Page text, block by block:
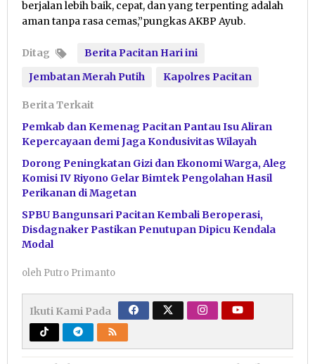
berjalan lebih baik, cepat, dan yang terpenting adalah
aman tanpa rasa cemas,”pungkas AKBP Ayub.
Ditag
Berita Pacitan Hari ini
Jembatan Merah Putih
Kapolres Pacitan
Berita Terkait
Pemkab dan Kemenag Pacitan Pantau Isu Aliran
Kepercayaan demi Jaga Kondusivitas Wilayah
Dorong Peningkatan Gizi dan Ekonomi Warga, Aleg
Komisi IV Riyono Gelar Bimtek Pengolahan Hasil
Perikanan di Magetan
SPBU Bangunsari Pacitan Kembali Beroperasi,
Disdagnaker Pastikan Penutupan Dipicu Kendala
Modal
oleh Putro Primanto
Ikuti Kami Pada